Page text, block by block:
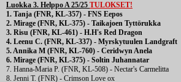
Luokka 3. Helppo A 25/25 TULOKSET!
1. Tanja (FNR, KL-357) - FNS Eepos
2. Mirage (FNR, KL-375) - Taikajoen Tyttörukka
3. Risu (FNR, KL-461) - H.H's Red Dragon
4. Leenu C. (FNR, KL-337) - Myrskytuulen Landgraft
5. Annika M (FNR, KL-760) - Ceridwyn Anela
6. Mirage (FNR, KL-375) - Soltin Juhannatar
7. Hanna-Maria P. (FNR, KL-508) - Nectar's Carmelitta
8. Jenni T. (FNR) - Crimson Love ox